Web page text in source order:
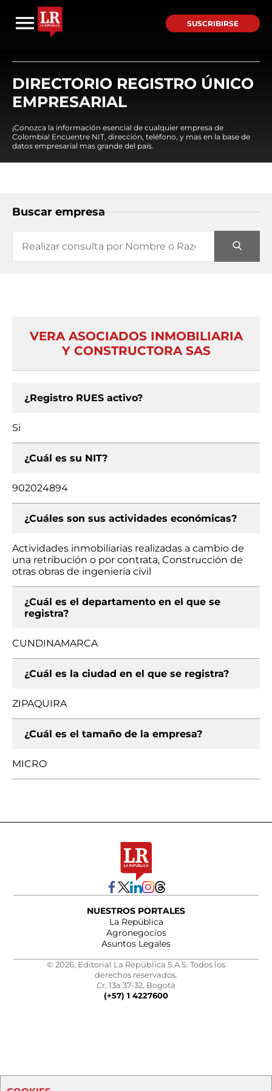
SUSCRIBIRSE
DIRECTORIO REGISTRO ÚNICO
EMPRESARIAL
¡Conozca la información esencial de cualquier empresa de
Colombia! Encuentre NIT, dirección, teléfono, y mas en la base de
datos empresarial mas grande del país.
Buscar empresa
VERA ASOCIADOS INMOBILIARIA
Y CONSTRUCTORA SAS
¿Registro RUES activo?
Si
¿Cuál es su NIT?
902024894
¿Cuáles son sus actividades económicas?
Actividades inmobiliarias realizadas a cambio de
una retribución o por contrata, Construcción de
otras obras de ingeniería civil
¿Cuál es el departamento en el que se
registra?
CUNDINAMARCA
¿Cuál es la ciudad en el que se registra?
ZIPAQUIRA
¿Cuál es el tamaño de la empresa?
MICRO
NUESTROS PORTALES
La República
Agronegocios
Asuntos Legales
© 2026, Editorial La República S.A.S. Todos los
derechos reservados.
Cr. 13a 37-32, Bogotá
(+57) 1 4227600